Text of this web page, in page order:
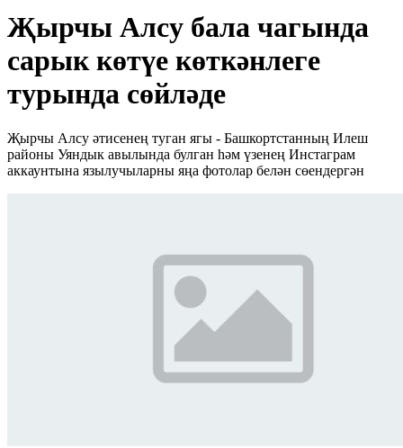
Җырчы Алсу бала чагында
сарык көтүе көткәнлеге
турында сөйләде
Җырчы Алсу әтисенең туган ягы - Башкортстанның Илеш
районы Уяндык авылында булган һәм үзенең Инстаграм
аккаунтына язылучыларны яңа фотолар белән сөендергән